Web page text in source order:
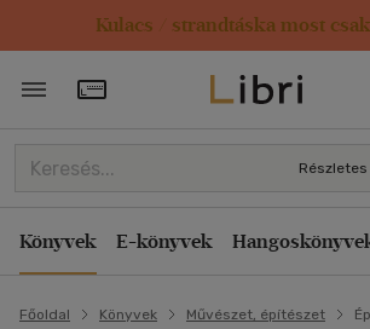
Kulacs / strandtáska most
Törzsvásárlói Kártya adatai
Könyvek E-könyvek
Főoldal Könyvek Művészet, építészet